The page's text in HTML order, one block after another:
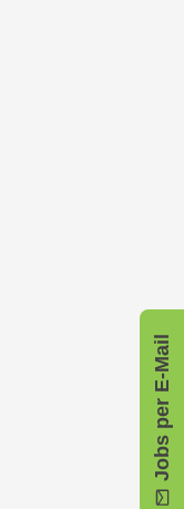
Jobs per E-Mail